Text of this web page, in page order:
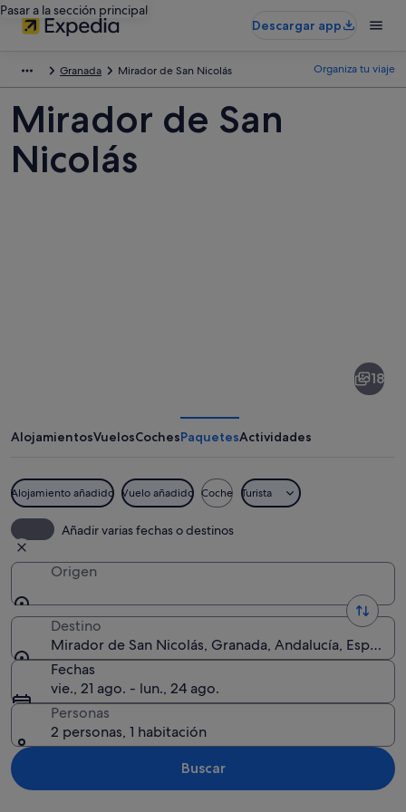
Pasar a la sección principal
Descargar app
Granada Mirador de San Nicolás Organiza tu viaje
Mirador de San
Nicolás
Nicolás
18
AlojamientosVuelosCochesPaquetesActividades
Alojamiento añadido Vuelo añadido Coche Turista
Añadir varias fechas o destinos
Origen
Destino
Mirador de San Nicolás, Granada, Andalucía, España
Fechas
vie., 21 ago. - lun., 24 ago.
Personas
2 personas, 1 habitación
Buscar